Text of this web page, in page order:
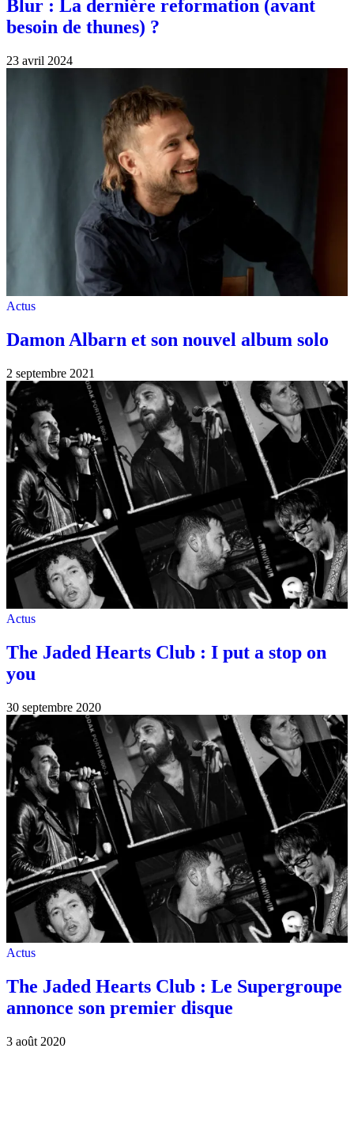
Blur : La dernière reformation (avant
besoin de thunes) ?
23 avril 2024
Actus
Damon Albarn et son nouvel album solo
2 septembre 2021
Actus
The Jaded Hearts Club : I put a stop on
you
30 septembre 2020
Actus
The Jaded Hearts Club : Le Supergroupe
annonce son premier disque
3 août 2020